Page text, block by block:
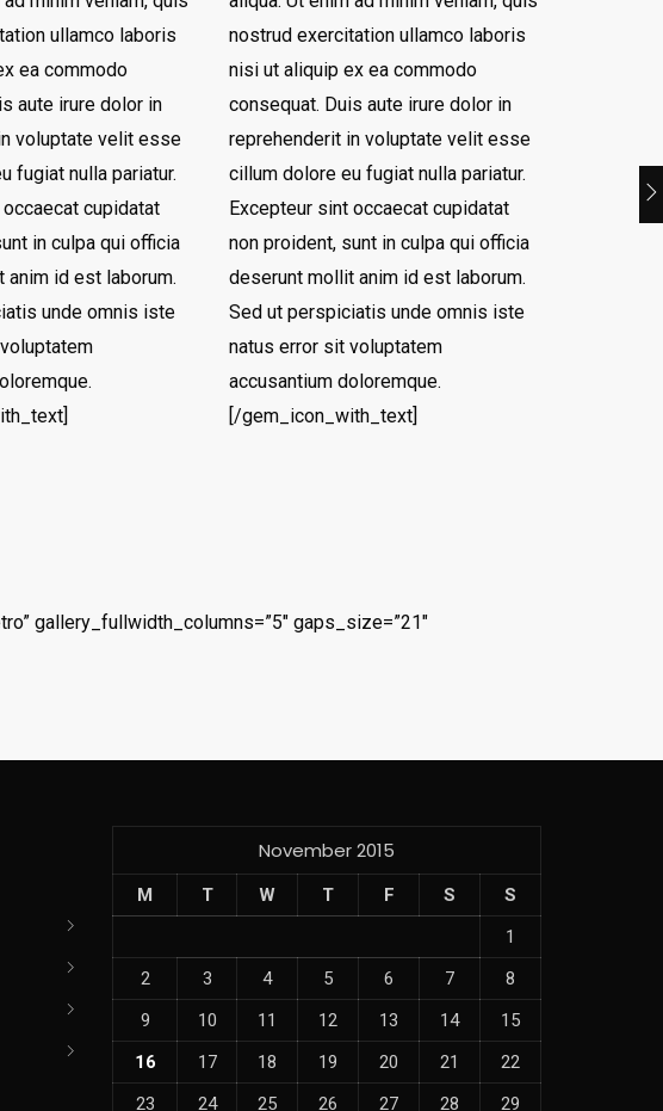
ullamco laboris
ea commodo
aute irure dolor in
voluptate velit esse
fugiat nulla pariatur.
cupidatat
in culpa qui officia
anim id est laborum.
unde omnis iste
nostrud exercitation ullamco laboris
nisi ut aliquip ex ea commodo
consequat. Duis aute irure dolor in
reprehenderit in voluptate velit esse
cillum dolore eu fugiat nulla pariatur.
Excepteur sint occaecat cupidatat
non proident, sunt in culpa qui officia
deserunt mollit anim id est laborum.
Sed ut perspiciatis unde omnis iste
natus error sit voluptatem
accusantium doloremque.
[/gem_icon_with_text]
gallery_fullwidth_columns=”5″ gaps_size=”21″
November 2015
M T W T F S
S
1
2
3 4 5 6 7
8
9
10 11 12 13 14
15
16
17 18 19 20 21
22
23
24 25 26 27 28 29